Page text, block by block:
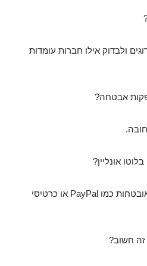
ולבדוק אילו חברות עומדות
– השתמשו בדרכי תשלום מאובטחות כמו PayPal או כרטיסי